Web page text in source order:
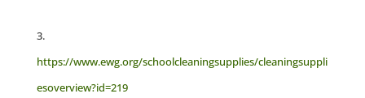
https://www.ewg.org/schoolcleaningsupplies/cleaningsuppli
esoverview?id=219